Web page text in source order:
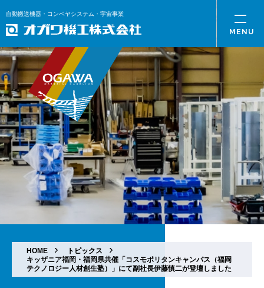
自動搬送機器・コンベヤシステム・宇宙事業
HOME
トピックス
キッザニア福岡・福岡県共催「コスモポリタンキャンパス（福岡
テクノロジー人材創生塾）」にて副社長伊藤慎二が登壇しました